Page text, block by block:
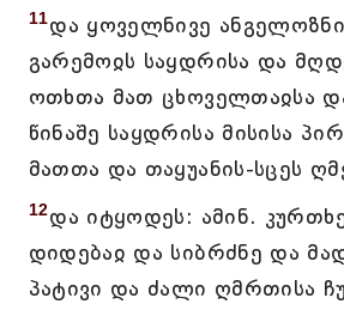
11და ყოველნივე
გარემოჲს საყდრისა და
ოთხთა მათ ცხოველთაჲსა
წინაშე საყდრისა მისისა
მათთა და თაყუანის-სცეს
12და იტყოდეს: ამინ.
დიდებაჲ და სიბრძნე და
პატივი და ძალი ღმრთისა